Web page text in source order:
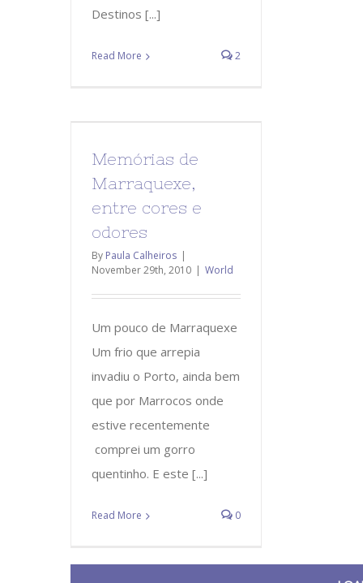
Destinos [...]
Read More 2
Memórias de
Marraquexe,
entre cores e
odores
By Paula Calheiros |
November 29th, 2010 | World
Um pouco de Marraquexe
Um frio que arrepia
invadiu o Porto, ainda bem
que por Marrocos onde
estive recentemente
comprei um gorro
quentinho. E este [...]
Read More 0